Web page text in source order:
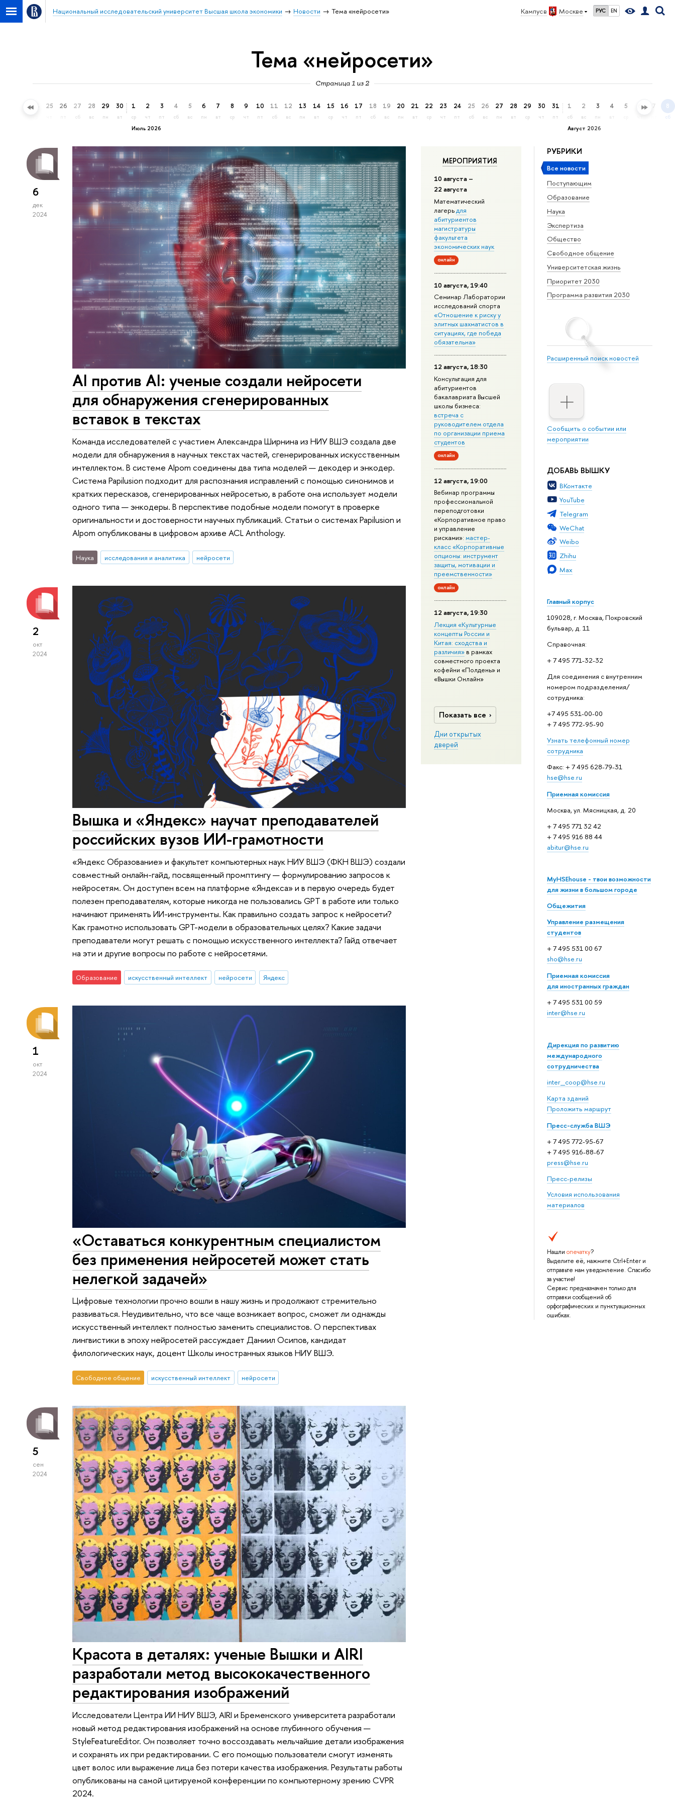
Кампус в Москве РУС EN
Национальный исследовательский университет Высшая школа экономики Новости Тема «нейросети»
Тема «нейросети»
Страница 1 из 2
24 25 26 27
сб
28
вс
29
пн
30
вт
Июль 2026
1
ср
2
чт
3
пт
4
сб
5
вс
6
пн
7
вт
8
ср
9
чт
10
пт
11
сб
12
вс
13
пн
14
вт
15
ср
16
чт
17
пт
18
сб
19
вс
20
пн
21
вт
22
ср
23
чт
24
пт
25
сб
26
вс
27
пн
28
вт
29
ср
30
чт
31
пт
Август 2026
1
сб
2
вс
3
пн
4 5 6 7 8
сб
РУБРИКИ
Все новости
Поступающим
Образование
Наука
Экспертиза
Общество
Свободное общение
Университетская жизнь
Приоритет 2030
Программа развития 2030
Расширенный поиск новостей
Сообщить о событии или
мероприятии
ДОБАВЬ ВЫШКУ
ВКонтакте
YouTube
Telegram
WeChat
Weibo
Zhihu
Max
Главный корпус
109028, г. Москва, Покровский
бульвар, д. 11
Справочная:
+ 7 495 771-32-32
Для соединения с внутренним
номером подразделения/
сотрудника:
+7 495 531-00-00
+ 7 495 772-95-90
Узнать телефонный номер
сотрудника
Факс: + 7 495 628-79-31
hse@hse.ru
Приемная комиссия
Москва, ул. Мясницкая, д. 20
+ 7 495 771 32 42
+ 7 495 916 88 44
abitur@hse.ru
MyHSEhouse - твои возможности
для жизни в большом городе
Общежития
Управление размещения
студентов
+ 7 495 531 00 67
sho@hse.ru
Приемная комиссия
для иностранных граждан
+ 7 495 531 00 59
inter@hse.ru
Дирекция по развитию
международного
сотрудничества
inter_coop@hse.ru
Карта зданий
Проложить маршрут
Пресс-служба ВШЭ
+ 7 495 772-95-67
+ 7 495 916-88-67
press@hse.ru
Пресс-релизы
Условия использования
материалов
Нашли опечатку?
Выделите её, нажмите Ctrl+Enter и
отправьте нам уведомление. Спасибо
за участие!
Сервис предназначен только для
отправки сообщений об
орфографических и пунктуационных
ошибках.
МЕРОПРИЯТИЯ
10 августа –
22 августа
Математический
лагерьдля
абитуриентов
магистратуры
факультета
экономических наук
онлайн
10 августа, 19:40
Семинар Лаборатории
исследований спорта
«Отношение к риску у
элитных шахматистов в
ситуациях, где победа
обязательна»
12 августа, 18:30
Консультация для
абитуриентов
бакалавриата Высшей
школы бизнеса:
встреча с
руководителем отдела
по организации приема
студентов
онлайн
12 августа, 19:00
Вебинар программы
профессиональной
переподготовки
«Корпоративное право
и управление
рисками»: мастер-
класс «Корпоративные
опционы: инструмент
защиты, мотивации и
преемственности»
онлайн
12 августа, 19:30
Лекция «Культурные
концепты России и
Китая: сходства и
различия»в рамках
совместного проекта
кофейни «Полдень» и
«Вышки Онлайн»
Показать все
Дни открытых
дверей
6
дек
2024
AI против AI: ученые создали нейросети
для обнаружения сгенерированных
вставок в текстах
Команда исследователей с участием Александра Ширнина из НИУ ВШЭ создала две
модели для обнаружения в научных текстах частей, сгенерированных искусственным
интеллектом. В системе AIpom соединены два типа моделей — декодер и энкодер.
Система Papilusion подходит для распознания исправлений с помощью синонимов и
кратких пересказов, сгенерированных нейросетью, в работе она использует модели
одного типа — энкодеры. В перспективе подобные модели помогут в проверке
оригинальности и достоверности научных публикаций. Статьи о системах Papilusion и
AIpom опубликованы в цифровом архиве ACL Anthology.
Наука исследования и аналитика нейросети
2
окт
2024
Вышка и «Яндекс» научат преподавателей
российских вузов ИИ-грамотности
«Яндекс Образование» и факультет компьютерных наук НИУ ВШЭ (ФКН ВШЭ) создали
совместный онлайн-гайд, посвященный промптингу — формулированию запросов к
нейросетям. Он доступен всем на платформе «Яндекса» и в первую очередь будет
полезен преподавателям, которые никогда не пользовались GPT в работе или только
начинают применять ИИ-инструменты. Как правильно создать запрос к нейросети?
Как грамотно использовать GPT-модели в образовательных целях? Какие задачи
преподаватели могут решать с помощью искусственного интеллекта? Гайд отвечает
на эти и другие вопросы по работе с нейросетями.
Образование искусственный интеллект нейросети Яндекс
1
окт
2024
«Оставаться конкурентным специалистом
без применения нейросетей может стать
нелегкой задачей»
Цифровые технологии прочно вошли в нашу жизнь и продолжают стремительно
развиваться. Неудивительно, что все чаще возникает вопрос, сможет ли однажды
искусственный интеллект полностью заменить специалистов. О перспективах
лингвистики в эпоху нейросетей рассуждает Даниил Осипов, кандидат
филологических наук, доцент Школы иностранных языков НИУ ВШЭ.
Свободное общение искусственный интеллект нейросети
5
сен
2024
Красота в деталях: ученые Вышки и AIRI
разработали метод высококачественного
редактирования изображений
Исследователи Центра ИИ НИУ ВШЭ, AIRI и Бременского университета разработали
новый метод редактирования изображений на основе глубинного обучения —
StyleFeatureEditor. Он позволяет точно воссоздавать мельчайшие детали изображения
и сохранять их при редактировании. С его помощью пользователи смогут изменять
цвет волос или выражение лица без потери качества изображения. Результаты работы
опубликованы на самой цитируемой конференции по компьютерному зрению CVPR
2024.